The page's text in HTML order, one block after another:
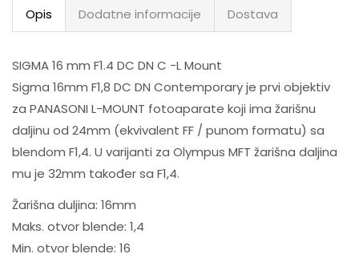
Opis Dodatne informacije Dostava
SIGMA 16 mm F1.4 DC DN C -L Mount
Sigma 16mm F1,8 DC DN Contemporary je prvi objektiv
za PANASONI L-MOUNT fotoaparate koji ima žarišnu
daljinu od 24mm (ekvivalent FF / punom formatu) sa
blendom F1,4. U varijanti za Olympus MFT žarišna daljina
mu je 32mm također sa F1,4.
Žarišna duljina: 16mm
Maks. otvor blende: 1,4
Min. otvor blende: 16